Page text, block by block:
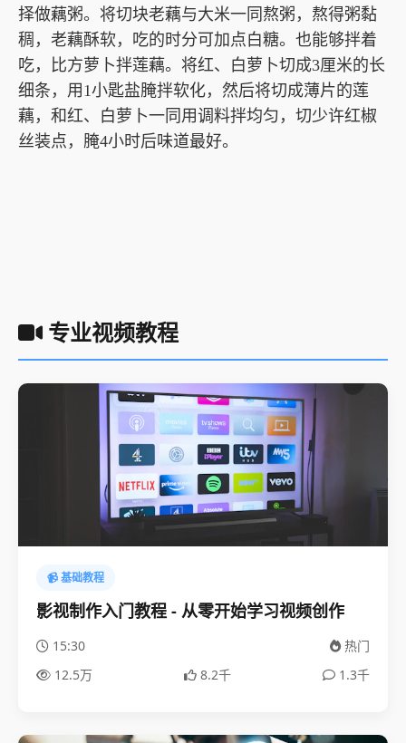
择做藕粥。将切块老藕与大米一同熬粥，熬得粥黏
稠，老藕酥软，吃的时分可加点白糖。也能够拌着
吃，比方萝卜拌莲藕。将红、白萝卜切成3厘米的长
细条，用1小匙盐腌拌软化，然后将切成薄片的莲
藕，和红、白萝卜一同用调料拌均匀，切少许红椒
丝装点，腌4小时后味道最好。
专业视频教程
📹 基础教程
影视制作入门教程 - 从零开始学习视频创作
15:30
热门
12.5万
8.2千 1.3千